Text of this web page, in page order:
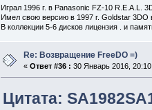
Играл 1996 г. в Panasonic FZ-10 R.E.A.L.
Имел свою версию в 1997 г. Goldstar 3DO
В коллекции 5-6 дисков лицензия . и
Re: Возвращение FreeDO =)
« Ответ #36 : 30 Январь 2016,
Цитата: